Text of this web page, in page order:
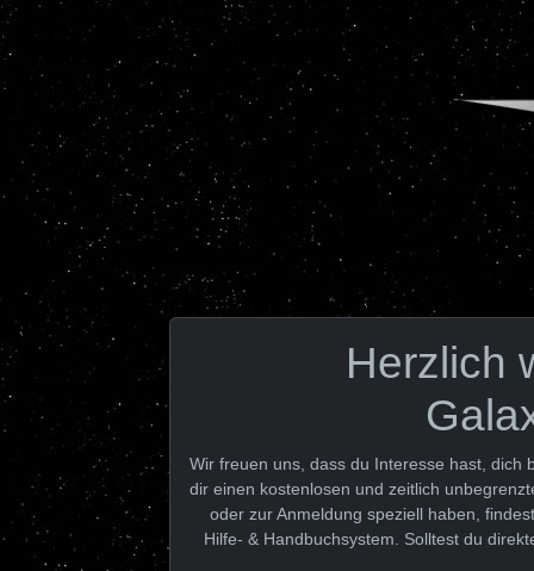
Herzlich
Wir freuen uns, dass du Interesse hast, dich
dir einen kostenlosen und zeitlich
oder zur Anmeldung speziell haben,
Hilfe- & Handbuchsystem. Solltest du